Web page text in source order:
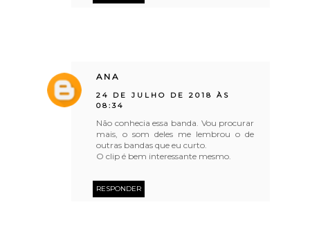
ANA
24 DE JULHO DE 2018 ÀS
08:34
Não conhecia essa banda. Vou procurar
mais, o som deles me lembrou o de
outras bandas que eu curto.
O clip é bem interessante mesmo.
RESPONDER